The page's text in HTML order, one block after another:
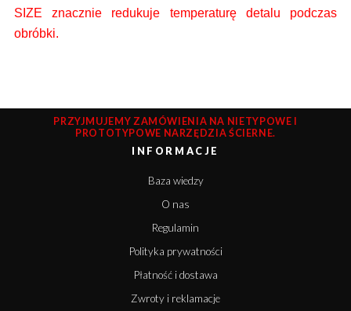
SIZE znacznie redukuje temperaturę detalu podczas
obróbki.
PRZYJMUJEMY ZAMÓWIENIA NA NIETYPOWE I
PROTOTYPOWE NARZĘDZIA ŚCIERNE.
INFORMACJE
Baza wiedzy
O nas
Regulamin
Polityka prywatności
Płatność i dostawa
Zwroty i reklamacje